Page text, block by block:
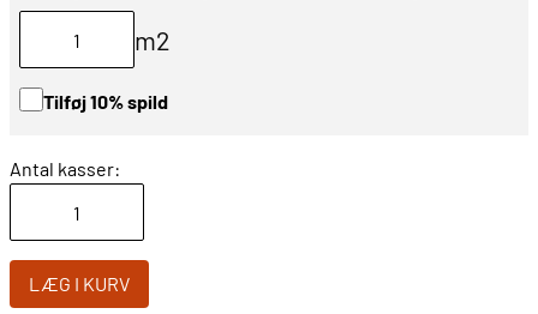
m2
Tilføj 10% spild
Antal kasser:
LÆG I KURV